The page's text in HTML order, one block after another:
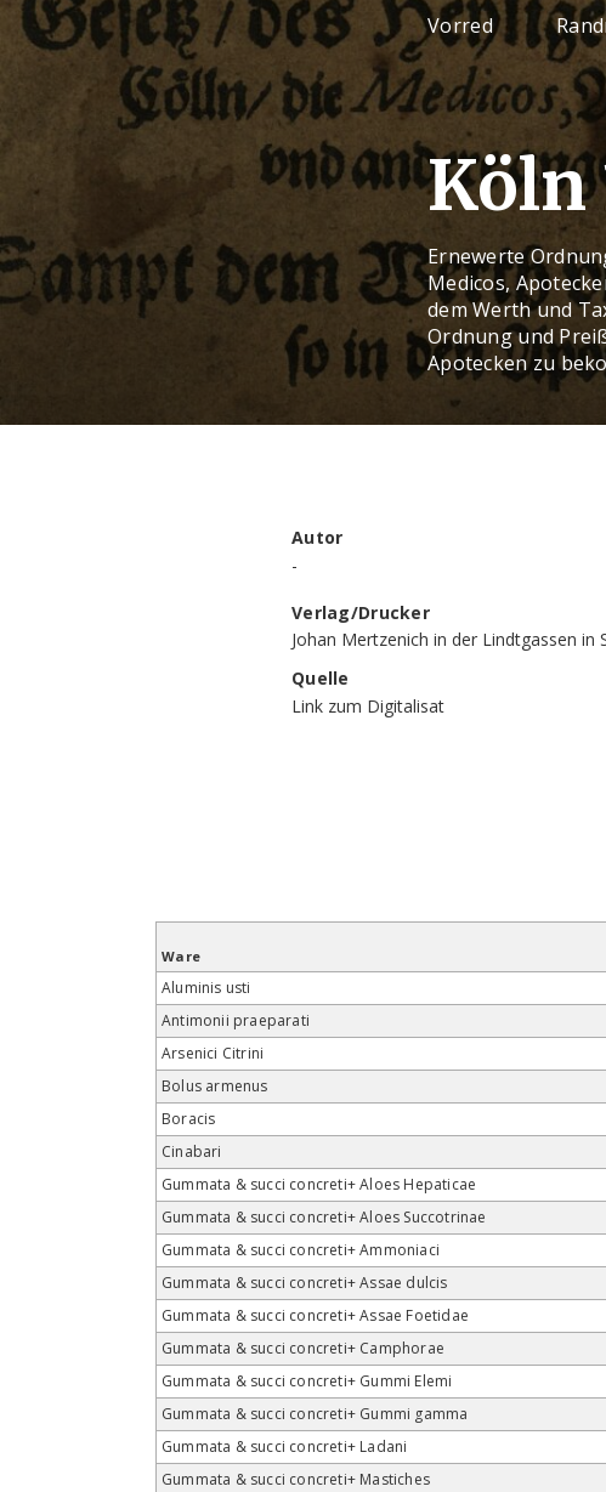
Vorred
Köln
Ernewerte
Medicos,
dem Werth und
Ordnung und
Apotecken zu
Autor
-
Verlag/Drucker
Johan Mertzenich in der Lindtgassen in
Quelle
Link zum Digitalisat
Ware
Aluminis usti
Antimonii praeparati
Arsenici Citrini
Bolus armenus
Boracis
Cinabari
Gummata & succi concreti+ Aloes Hepaticae
Gummata & succi concreti+ Aloes Succotrinae
Gummata & succi concreti+ Ammoniaci
Gummata & succi concreti+ Assae dulcis
Gummata & succi concreti+ Assae Foetidae
Gummata & succi concreti+ Camphorae
Gummata & succi concreti+ Gummi Elemi
Gummata & succi concreti+ Gummi gamma
Gummata & succi concreti+ Ladani
Gummata & succi concreti+ Mastiches